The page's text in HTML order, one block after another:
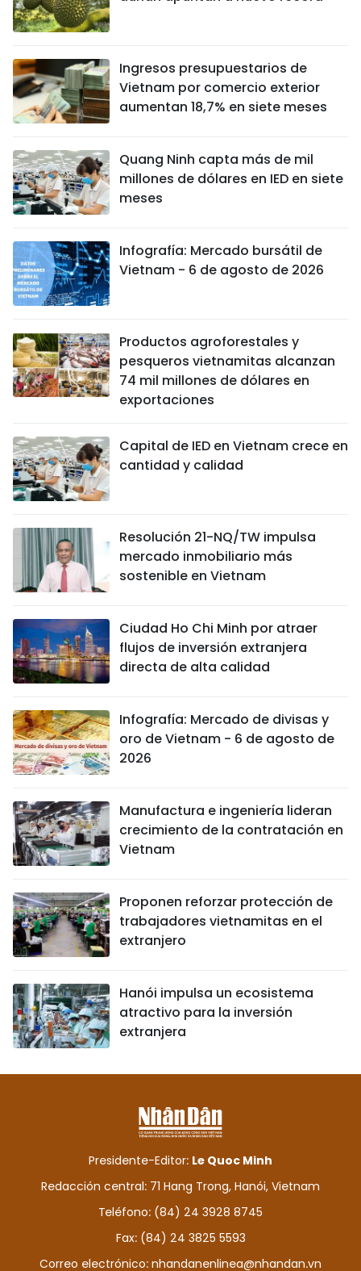
Ingresos presupuestarios de
Vietnam por comercio exterior
aumentan 18,7% en siete meses
Quang Ninh capta más de mil
millones de dólares en IED en siete
meses
Infografía: Mercado bursátil de
Vietnam - 6 de agosto de 2026
Productos agroforestales y
pesqueros vietnamitas alcanzan
74 mil millones de dólares en
exportaciones
Capital de IED en Vietnam crece en
cantidad y calidad
Resolución 21-NQ/TW impulsa
mercado inmobiliario más
sostenible en Vietnam
Ciudad Ho Chi Minh por atraer
flujos de inversión extranjera
directa de alta calidad
Infografía: Mercado de divisas y
oro de Vietnam - 6 de agosto de
2026
Manufactura e ingeniería lideran
crecimiento de la contratación en
Vietnam
Proponen reforzar protección de
trabajadores vietnamitas en el
extranjero
Hanói impulsa un ecosistema
atractivo para la inversión
extranjera
Presidente-Editor: Le Quoc Minh
Redacción central: 71 Hang Trong, Hanói, Vietnam
Teléfono: (84) 24 3928 8745
Fax: (84) 24 3825 5593
Correo electrónico: nhandanenlinea@nhandan.vn